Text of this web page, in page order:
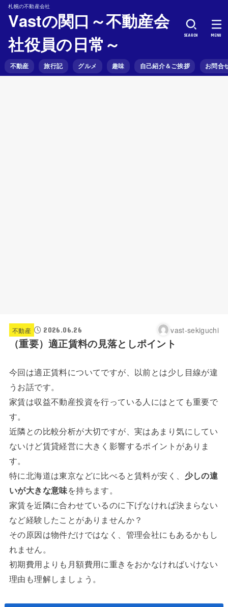
札幌の不動産会社
Vastの関口～不動産会
社役員の日常～
不動産 旅行記 グルメ 趣味 自己紹介＆ご挨拶 お問合
SEARCH MENU
不動産 2026.06.26 vast-sekiguchi
（重要）適正賃料の見落としポイント
今回は適正賃料についてですが、以前とは少し目線が違
うお話です。
家賃は収益不動産投資を行っている人にはとても重要で
す。
近隣との比較分析が大切ですが、実はあまり気にしてい
ないけど賃貸経営に大きく影響するポイントがありま
す。
特に北海道は東京などに比べると賃料が安く、 少しの違
いが大きな意味を持ちます。
家賃を近隣に合わせているのに下げなければ決まらない
など経験したことがありませんか？
その原因は物件だけではなく、管理会社にもあるかもし
れません。
初期費用よりも月額費用に重きをおかなければいけない
理由も理解しましょう。